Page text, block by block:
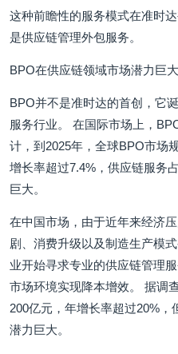
这种前瞻性的服务模式在准时
是供应链管理外包服务。
BPO在供应链领域市场潜力巨大
BPO并不是准时达的首创，它
服务行业。 在国际市场上，
计，到2025年，全球BPO市场
增长率超过7.4%，供应链服务
巨大。
在中国市场，由于近年来经济
剧、消费升级以及制造生产模
业开始寻求专业的供应链管理
市场环境实现降本增效。 据调
200亿元，年增长率超过20%
潜力巨大。